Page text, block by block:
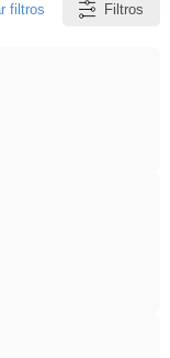
filtros Filtros